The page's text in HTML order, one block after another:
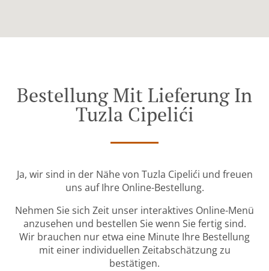
Bestellung Mit Lieferung In
Tuzla Cipelići
Ja, wir sind in der Nähe von Tuzla Cipelići und freuen
uns auf Ihre Online-Bestellung.
Nehmen Sie sich Zeit unser interaktives Online-Menü
anzusehen und bestellen Sie wenn Sie fertig sind.
Wir brauchen nur etwa eine Minute Ihre Bestellung
mit einer individuellen Zeitabschätzung zu
bestätigen.